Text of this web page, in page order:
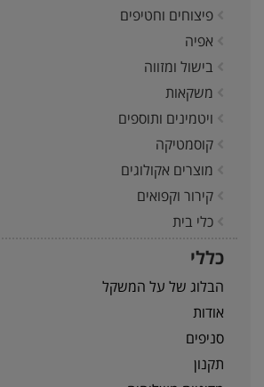
פיצוחים וחטיפים
אפיה
בישול ומזווה
משקאות
ויטמינים ותוספים
קוסמטיקה
מוצרים אקולוגים
קירור וקפואים
כלי בית
כללי
הבלוג של על המשקל
אודות
סניפים
תקנון